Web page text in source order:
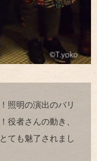
照明の演出のバリ
役者さんの動き、
ても魅了されまし